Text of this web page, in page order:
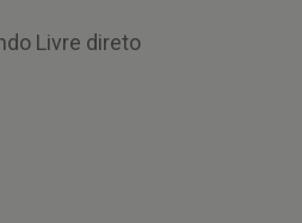
Livre direto